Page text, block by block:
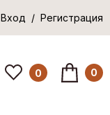
Вход / Регистрация
0 0